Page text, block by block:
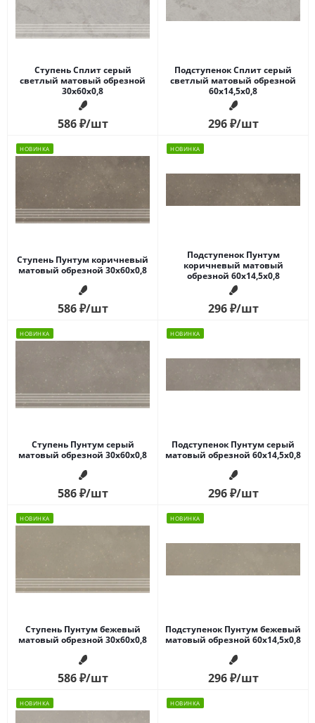
Ступень Сплит серый
светлый матовый обрезной
30x60x0,8
586₽/шт
Подступенок Сплит серый
светлый матовый обрезной
60x14,5x0,8
296₽/шт
НОВИНКА
Ступень Пунтум коричневый
матовый обрезной 30x60x0,8
586₽/шт
НОВИНКА
Подступенок Пунтум
коричневый матовый
обрезной 60x14,5x0,8
296₽/шт
НОВИНКА
Ступень Пунтум серый
матовый обрезной 30x60x0,8
586₽/шт
НОВИНКА
Подступенок Пунтум серый
матовый обрезной 60x14,5x0,8
296₽/шт
НОВИНКА
Ступень Пунтум бежевый
матовый обрезной 30x60x0,8
586₽/шт
НОВИНКА
Подступенок Пунтум бежевый
матовый обрезной 60x14,5x0,8
296₽/шт
НОВИНКА НОВИНКА